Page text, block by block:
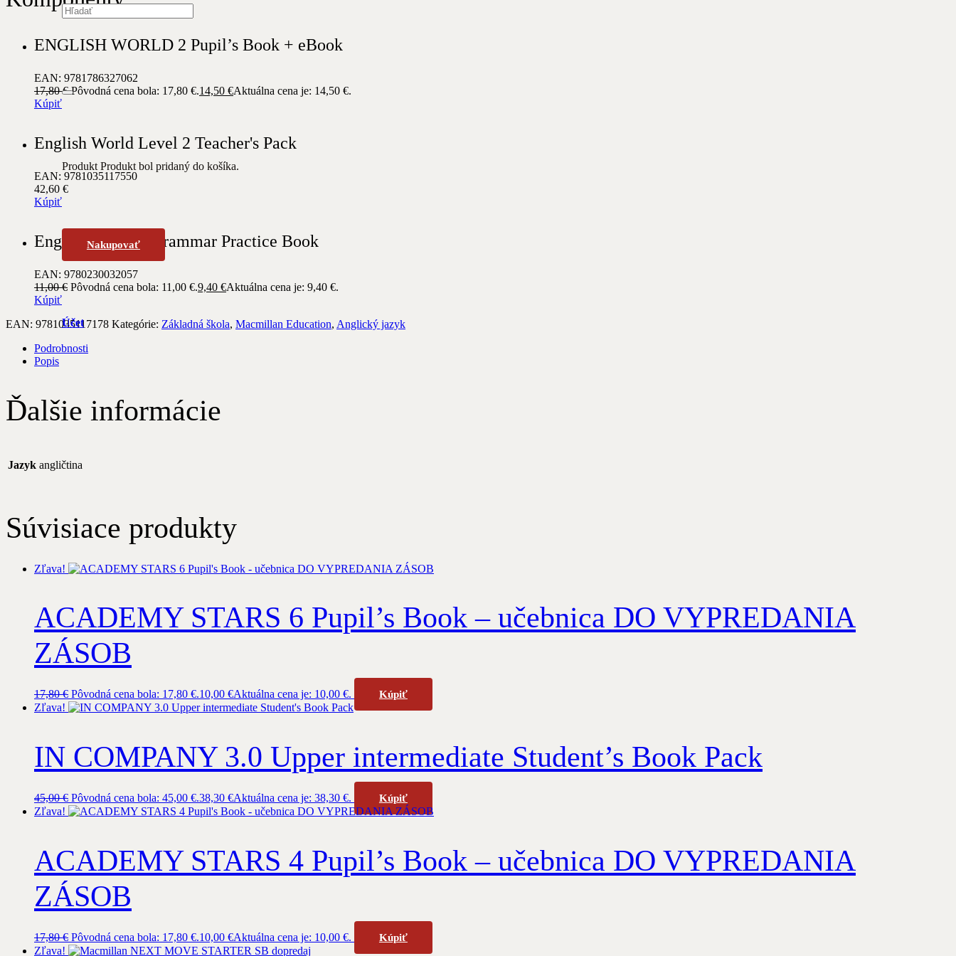
Produkt Produkt bol pridaný do košíka.
Nakupovať
Účet
ENGLISH WORLD 2 Pupil’s Book + eBook
EAN: 9781786327062
17,80€ Pôvodná cena bola: 17,80 €.14,50 €Aktuálna cena je: 14,50 €.
Kúpiť
English World Level 2 Teacher's Pack
EAN: 9781035117550
42,60 €
Kúpiť
English World 2 Grammar Practice Book
EAN: 9780230032057
11,00€ Pôvodná cena bola: 11,00 €.9,40 €Aktuálna cena je: 9,40 €.
Kúpiť
EAN: 9781035117178 Kategórie: Základná škola, Macmillan Education, Anglický jazyk
Podrobnosti
Popis
Ďalšie informácie
Jazyk angličtina
Súvisiace produkty
Zľava!
ACADEMY STARS 6 Pupil’s Book – učebnica DO VYPREDANIA
ZÁSOB
17,80€ Pôvodná cena bola: 17,80 €.10,00 €Aktuálna cena je: 10,00 €. Kúpiť
Zľava!
IN COMPANY 3.0 Upper intermediate Student’s Book Pack
45,00€ Pôvodná cena bola: 45,00 €.38,30 €Aktuálna cena je: 38,30 €. Kúpiť
Zľava!
ACADEMY STARS 4 Pupil’s Book – učebnica DO VYPREDANIA
ZÁSOB
17,80€ Pôvodná cena bola: 17,80 €.10,00 €Aktuálna cena je: 10,00 €. Kúpiť
Zľava!